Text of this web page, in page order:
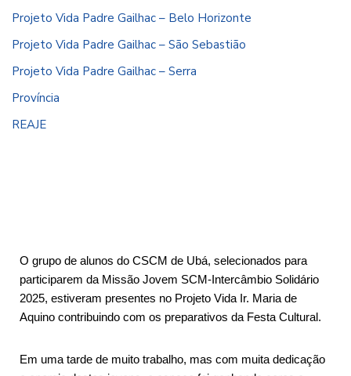
Projeto Vida Padre Gailhac – Belo Horizonte
Projeto Vida Padre Gailhac – São Sebastião
Projeto Vida Padre Gailhac – Serra
Província
REAJE
O grupo de alunos do CSCM de Ubá, selecionados para
participarem da Missão Jovem SCM-Intercâmbio Solidário
2025, estiveram presentes no Projeto Vida Ir. Maria de
Aquino contribuindo com os preparativos da Festa Cultural.
Em uma tarde de muito trabalho, mas com muita dedicação